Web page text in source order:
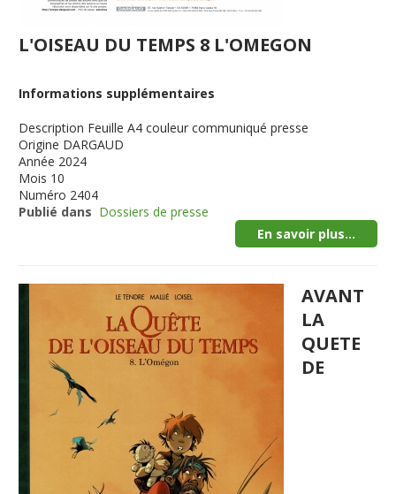
L'OISEAU DU TEMPS 8 L'OMEGON
Informations supplémentaires
Description Feuille A4 couleur communiqué presse
Origine DARGAUD
Année 2024
Mois 10
Numéro 2404
Publié dans Dossiers de presse
En savoir plus...
AVANT
LA
QUETE
DE